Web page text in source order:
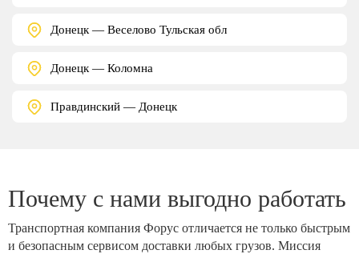
Донецк — Веселово Тульская обл
Донецк — Коломна
Правдинский — Донецк
Почему с нами выгодно работать
Транспортная компания Форус отличается не только быстрым
и безопасным сервисом доставки любых грузов. Миссия